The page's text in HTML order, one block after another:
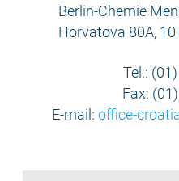
Berlin-Chemie
Horvatova 80A,
Tel.:
Fax:
E-mail: office-